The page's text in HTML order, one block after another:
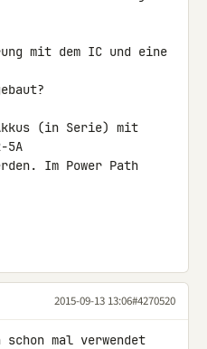
mit dem IC und eine
(in Serie) mit
5A
Im Power Path
2015-09-13 13:06#4270520
mal verwendet